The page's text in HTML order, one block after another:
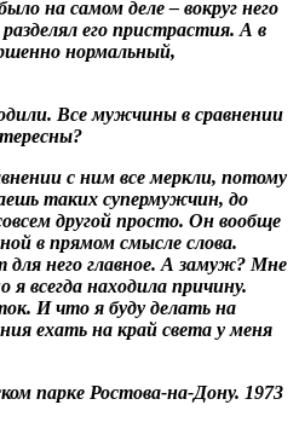
на самом деле – вокруг него
его пристрастия. А в
нормальный,
Все мужчины в сравнении
с ним все меркли, потому
таких супермужчин, до
другой просто. Он вообще
в прямом смысле слова.
него главное. А замуж? Мне
я всегда находила причину.
И что я буду делать на
ехать на край света у меня
парке Ростова-на-Дону. 1973